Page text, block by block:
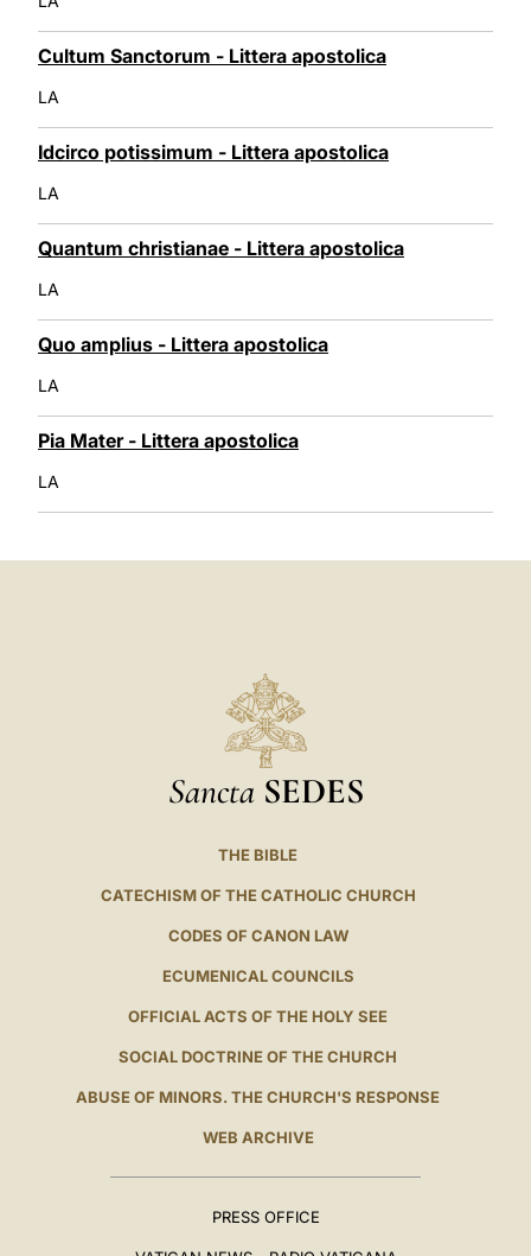
Cultum Sanctorum - Littera apostolica
LA
Idcirco potissimum - Littera apostolica
LA
Quantum christianae - Littera apostolica
LA
Quo amplius - Littera apostolica
LA
Pia Mater - Littera apostolica
LA
Sancta SEDES
THE BIBLE
CATECHISM OF THE CATHOLIC CHURCH
CODES OF CANON LAW
ECUMENICAL COUNCILS
OFFICIAL ACTS OF THE HOLY SEE
SOCIAL DOCTRINE OF THE CHURCH
ABUSE OF MINORS. THE CHURCH'S RESPONSE
WEB ARCHIVE
PRESS OFFICE